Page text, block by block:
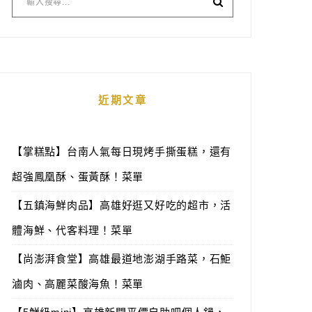
近期文章
【掌糕點】台南人氣每日現烤手撕蛋糕，還有
超強鳳凰酥、蛋黃酥！菜單
【五鎮海鮮肉品】高雄好逛又好吃的超市，活
體海鮮、代客料理！菜單
【尚澎湃食堂】高雄最道地澎湖手路菜，石鮔
滷肉、高麗菜酸海魚！菜單